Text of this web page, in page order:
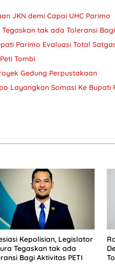
JKN demi Capai UHC Parimo
tak ada Toleransi
Parimo Evaluasi Total
Tombi
Gedung Perpustakaan
Layangkan Somasi Ke Bupati
Kepolisian, Legislator
Tegaskan tak ada
Bagi Aktivitas PETI